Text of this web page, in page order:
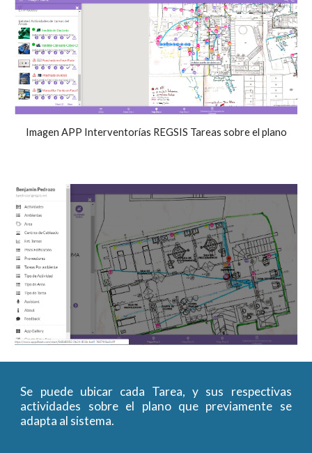
Imagen APP Interventorías REGSIS Tareas sobre el plano
Se puede ubicar cada Tarea, y sus respectivas
actividades sobre el plano que previamente se
adapta al sistema.